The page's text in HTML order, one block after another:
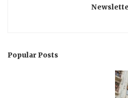
Popular Posts